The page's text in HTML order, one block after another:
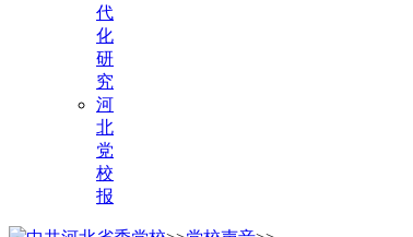
代
化
研
究
河
北
党
校
报